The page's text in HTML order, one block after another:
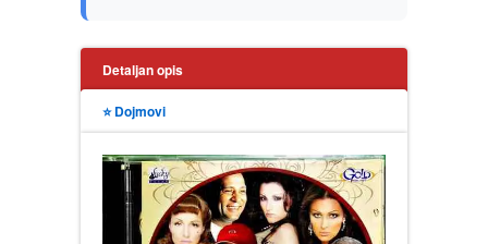
UMETNOST
Detaljan opis
⭐ Dojmovi